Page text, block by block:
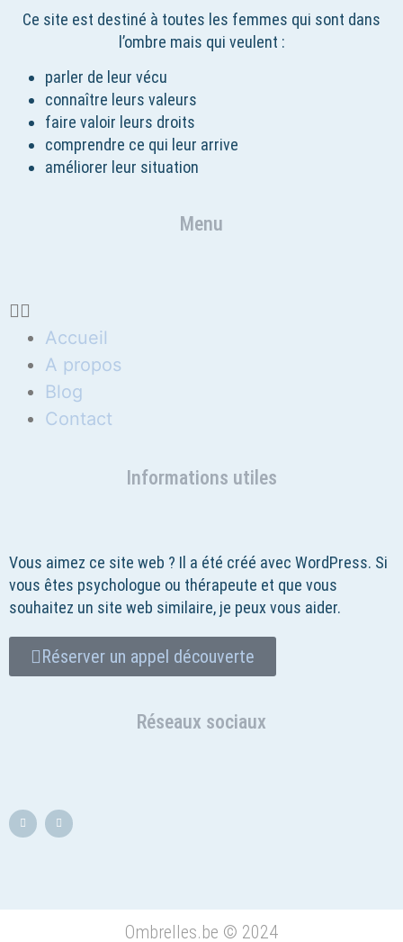
Ce site est destiné à toutes les femmes qui sont dans
l’ombre mais qui veulent :
parler de leur vécu
connaître leurs valeurs
faire valoir leurs droits
comprendre ce qui leur arrive
améliorer leur situation
Menu
Accueil
A propos
Blog
Contact
Informations utiles
Vous aimez ce site web ? Il a été créé avec WordPress. Si
vous êtes psychologue ou thérapeute et que vous
souhaitez un site web similaire, je peux vous aider.
Réserver un appel découverte
Réseaux sociaux
Ombrelles.be © 2024